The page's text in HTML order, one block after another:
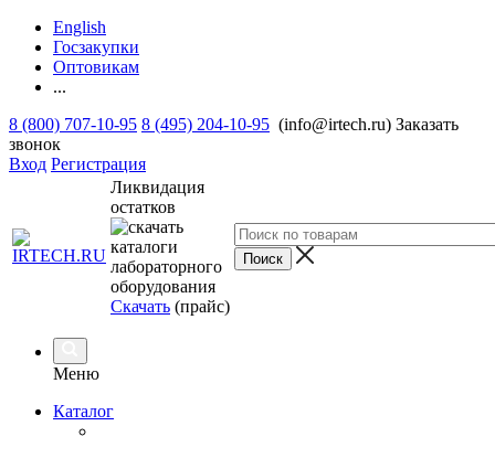
English
Госзакупки
Оптовикам
...
8 (800) 707-10-95 8 (495) 204-10-95 (info@irtech.ru) Заказать
звонок
Вход Регистрация
Ликвидация
остатков
Скачать (прайс)
Меню
Каталог